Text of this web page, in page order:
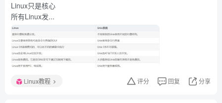
Linux只是核心
所有Linux发...
Linux教程 评分 回复 分享